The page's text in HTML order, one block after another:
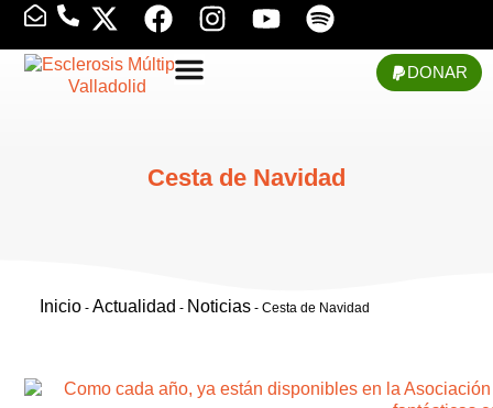
DONAR
Cesta de Navidad
Inicio- Actualidad - Noticias- Cesta de Navidad